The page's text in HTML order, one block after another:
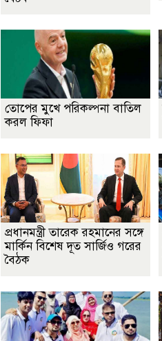
তোপের মুখে পরিকল্পনা বাতিল
করল ফিফা
প্রধানমন্ত্রী তারেক রহমানের সঙ্গে
মার্কিন বিশেষ দূত সার্জিও গরের
বৈঠক